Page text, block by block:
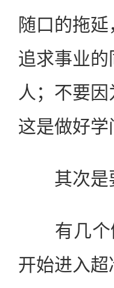
随口的拖
追求事业
人；不要
这是做好学
其次是要
有几个例
开始进入